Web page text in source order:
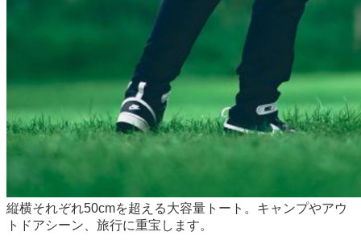
縦横それぞれ50cmを超える大容量トート。キャンプやアウ
トドアシーン、旅行に重宝します。